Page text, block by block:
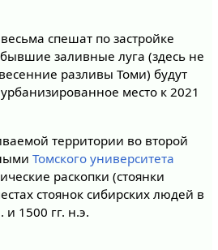
спешат по застройке
заливные луга (здесь не
разливы Томи) будут
место к 2021
территории во второй
Томского университета
раскопки (стоянки
стоянок сибирских людей в
1500 гг. н.э.